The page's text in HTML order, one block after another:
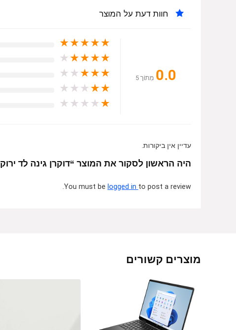
חוות דעת על המוצר
0.0 מִתוֹך 5
★
★
★
★
★
★
★
★
★
★
★
★
★
★
★
★
★
★
★
★
★
★
★
★
★
עדיין אין ביקורות.
היה הראשון לסקור את המוצר “דוקרן גינה לד ירוק S-61014-GREEN”
You must be logged in to post a review.
מוצרים קשורים